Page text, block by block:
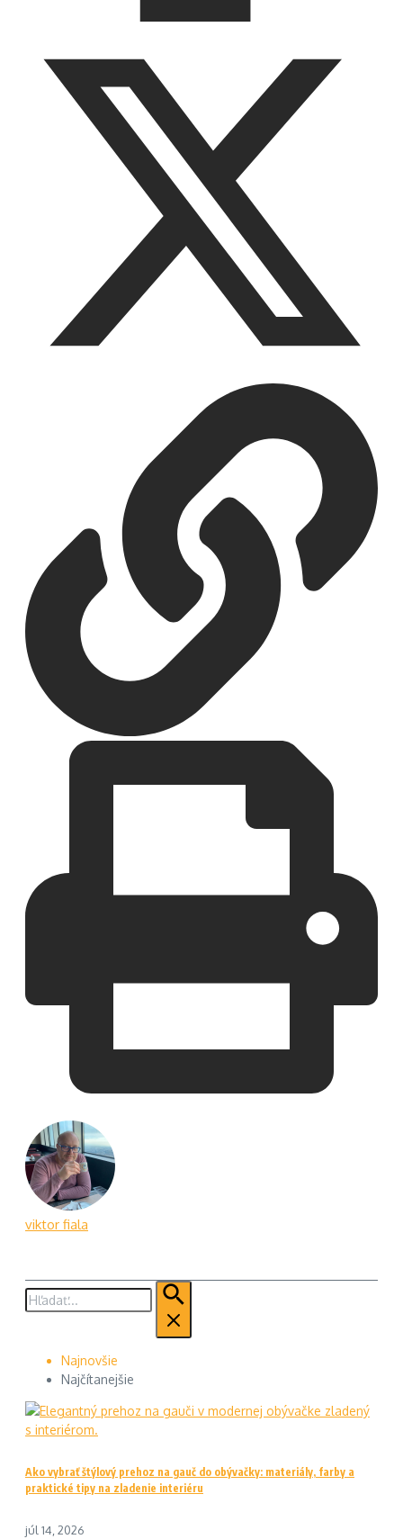
viktor fiala
Hľadať:
Najnovšie
Najčítanejšie
Ako vybrať štýlový prehoz na gauč do obývačky: materiály, farby a
praktické tipy na zladenie interiéru
júl 14, 2026